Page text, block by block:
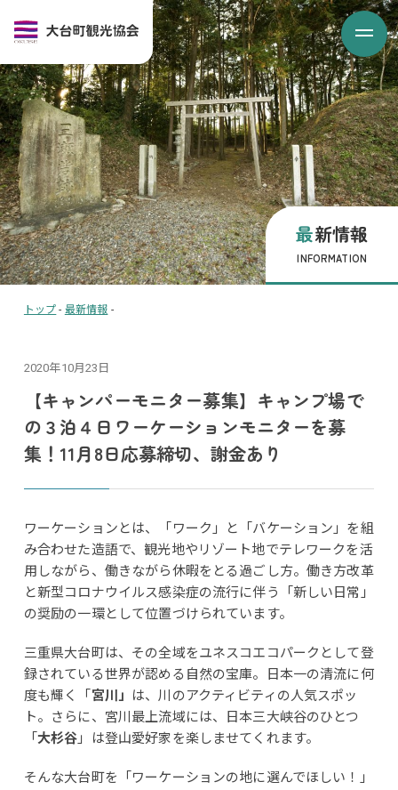
最新情報
INFORMATION
トップ - 最新情報 -
2020年10月23日
【キャンパーモニター募集】キャンプ場で
の３泊４日ワーケーションモニターを募
集！11月8日応募締切、謝金あり
ワーケーションとは、「ワーク」と「バケーション」を組
み合わせた造語で、観光地やリゾート地でテレワークを活
用しながら、働きながら休暇をとる過ごし方。働き方改革
と新型コロナウイルス感染症の流行に伴う「新しい日常」
の奨励の一環として位置づけられています。
三重県大台町は、その全域をユネスコエコパークとして登
録されている世界が認める自然の宝庫。日本一の清流に何
度も輝く「 宮川」
は、川のアクティビティの人気スポッ
ト。さらに、宮川最上流域には、日本三大峡谷のひとつ
「大杉谷 」は登山愛好家を楽しませてくれます。
そんな大台町を「ワーケーションの地に選んでほしい！」